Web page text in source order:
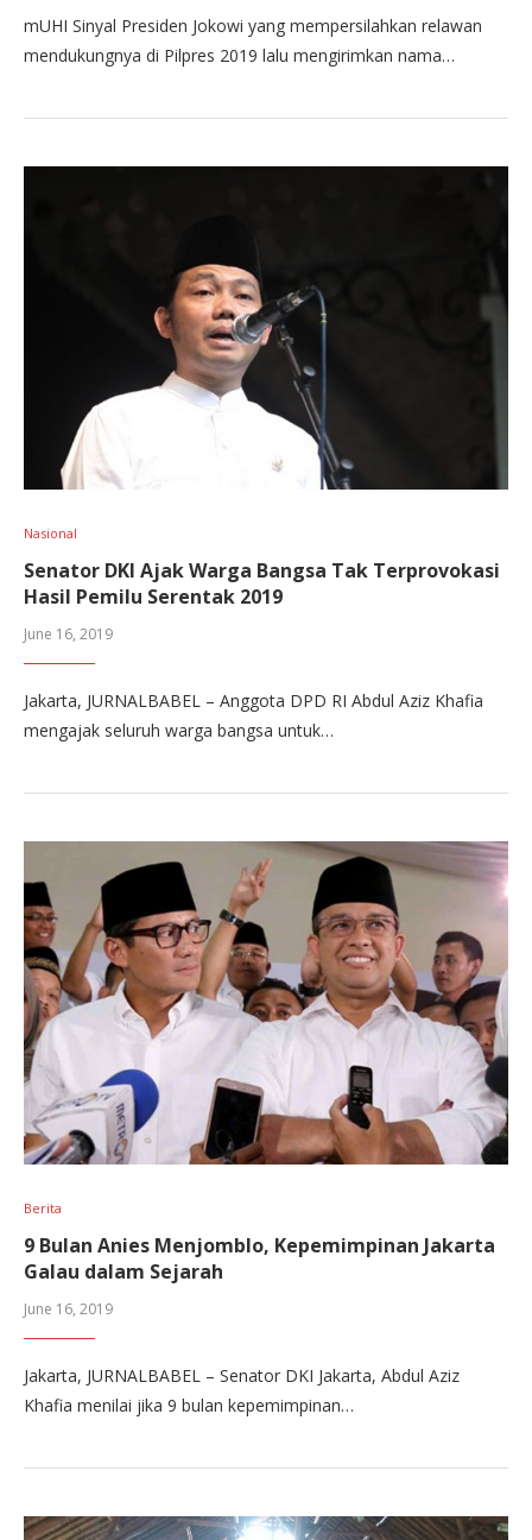
mUHI Sinyal Presiden Jokowi yang mempersilahkan relawan
mendukungnya di Pilpres 2019 lalu mengirimkan nama…
Nasional
Senator DKI Ajak Warga Bangsa Tak Terprovokasi
Hasil Pemilu Serentak 2019
June 16, 2019
Jakarta, JURNALBABEL – Anggota DPD RI Abdul Aziz Khafia
mengajak seluruh warga bangsa untuk…
Berita
9 Bulan Anies Menjomblo, Kepemimpinan Jakarta
Galau dalam Sejarah
June 16, 2019
Jakarta, JURNALBABEL – Senator DKI Jakarta, Abdul Aziz
Khafia menilai jika 9 bulan kepemimpinan…